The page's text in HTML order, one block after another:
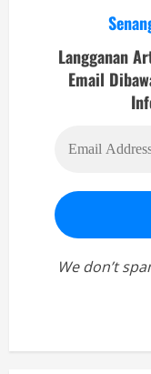
Langganan
Email
We don’t